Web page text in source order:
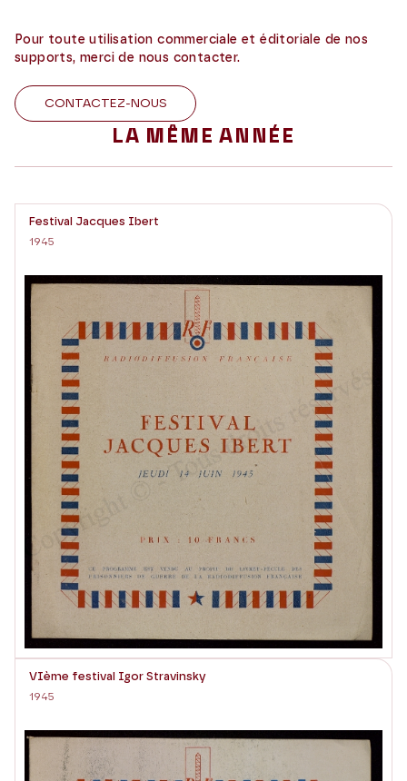
Pour toute utilisation commerciale et éditoriale de nos
supports, merci de nous contacter.
CONTACTEZ-NOUS
LA MÊME ANNÉE
Festival Jacques Ibert
1945
VIème festival Igor Stravinsky
1945